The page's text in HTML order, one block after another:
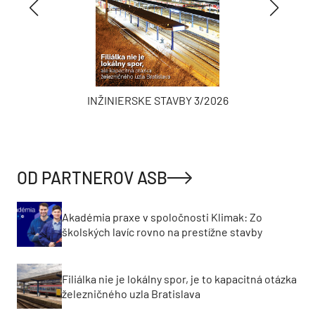
INŽINIERSKE STAVBY 3/2026
OD PARTNEROV ASB
Akadémia praxe v spoločnosti Klimak: Zo
školských lavíc rovno na prestížne stavby
Filiálka nie je lokálny spor, je to kapacitná otázka
železničného uzla Bratislava